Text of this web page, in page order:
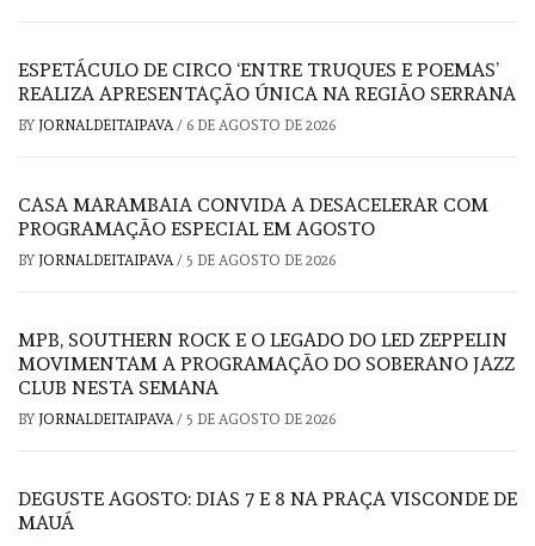
ESPETÁCULO DE CIRCO ‘ENTRE TRUQUES E POEMAS’
REALIZA APRESENTAÇÃO ÚNICA NA REGIÃO SERRANA
BY JORNALDEITAIPAVA/ 6 DE AGOSTO DE 2026
CASA MARAMBAIA CONVIDA A DESACELERAR COM
PROGRAMAÇÃO ESPECIAL EM AGOSTO
BY JORNALDEITAIPAVA/ 5 DE AGOSTO DE 2026
MPB, SOUTHERN ROCK E O LEGADO DO LED ZEPPELIN
MOVIMENTAM A PROGRAMAÇÃO DO SOBERANO JAZZ
CLUB NESTA SEMANA
BY JORNALDEITAIPAVA/ 5 DE AGOSTO DE 2026
DEGUSTE AGOSTO: DIAS 7 E 8 NA PRAÇA VISCONDE DE
MAUÁ